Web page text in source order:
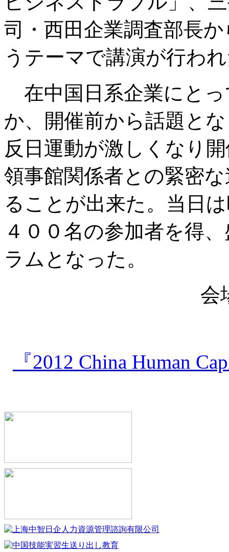
司・西田企業調査部長
うテーマで講演が行わ
在中国日系企業にと
か、開催前から話題と
反日運動が激しくなり
領事館関係者との緊密
ることが出来た。当日
４００名の参加者を得
ラムとなった。
会
『2012 China Human